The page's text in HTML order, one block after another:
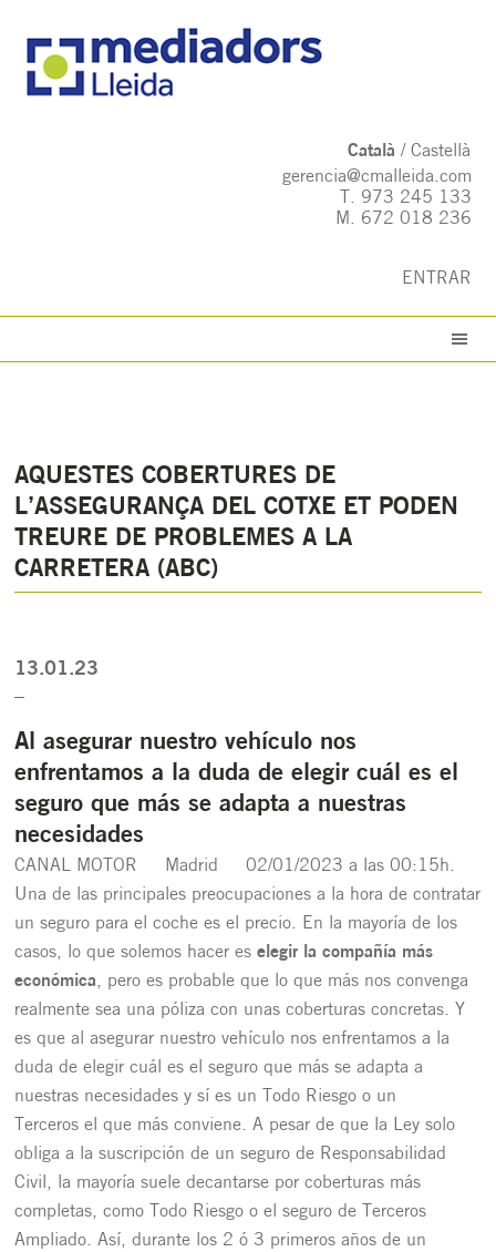
Català
Castellà
gerencia@cmalleida.com
T. 973 245 133
M. 672 018 236
ENTRAR
AQUESTES COBERTURES DE
L’ASSEGURANÇA DEL COTXE ET PODEN
TREURE DE PROBLEMES A LA
CARRETERA (ABC)
13.01.23
Al asegurar nuestro vehículo nos
enfrentamos a la duda de elegir cuál es el
seguro que más se adapta a nuestras
necesidades
CANAL MOTOR Madrid 02/01/2023 a las 00:15h.
Una de las principales preocupaciones a la hora decontratar
un seguro para el coche es el precio. En la mayoría de los
casos, lo que solemos hacer eselegir la compañía más
económica, pero es probable que lo que más nos convenga
realmente sea una póliza con unas coberturas concretas. Y
es que al asegurar nuestro vehículo nos enfrentamos a la
duda de elegir cuál es el seguro que más se adapta a
nuestras necesidades y sí es un Todo Riesgo o un
Terceros el que más conviene. A pesar de que la Ley solo
obliga a la suscripción de un seguro de Responsabilidad
Civil, la mayoría suele decantarse por coberturas más
completas, como Todo Riesgo o el seguro de Terceros
Ampliado. Así, durante los 2 ó 3 primeros años de un